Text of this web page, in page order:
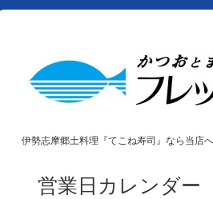
伊勢志摩郷土料理『てこね寿司』なら当店
営業日カレンダー